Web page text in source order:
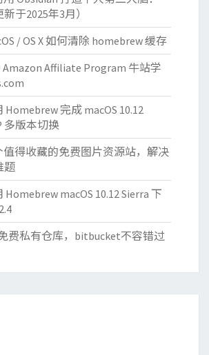
于2025年3月）
/ OS X 如何清除 homebrew 缓存
Amazon Affiliate Program 牛站学
Homebrew 完成 macOS 10.12
多版本切换
值得收藏的免费图片资源站，解决
题
Homebrew macOS 10.12 Sierra 下
费私有仓库，bitbucket不容错过